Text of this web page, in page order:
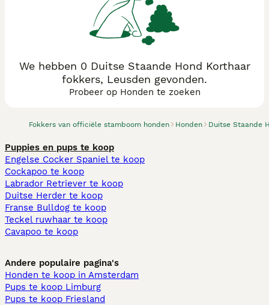
Fokkers van officiële stamboom honden Honden Duitse Staande
We hebben 0 Duitse Staande Hond Korthaar
fokkers, Leusden gevonden.
Probeer op Honden te zoeken
Puppies en pups te koop
Engelse Cocker Spaniel te koop
Cockapoo te koop
Labrador Retriever te koop
Duitse Herder te koop
Franse Bulldog te koop
Teckel ruwhaar te koop
Cavapoo te koop
Andere populaire pagina's
Honden te koop in Amsterdam
Pups te koop Limburg​
Pups te koop Friesland​